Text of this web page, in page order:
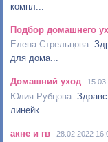
компл...
Подбор домашнего
для дома...
Домашний уход
линейк...
акне и гв 28.02.2022